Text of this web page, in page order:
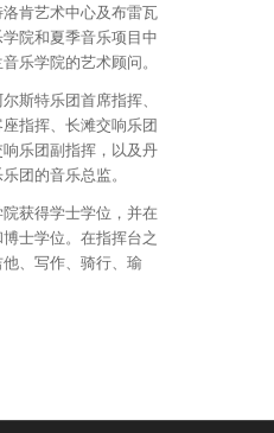
肯艺术中心及布雷瓦
院和夏季音乐项目中
乐学院的艺术顾问。
斯特乐团首席指挥、
指挥、长滩交响乐团
乐团副指挥，以及丹
团的音乐总监。
获得学士学位，并在
士学位。在指挥台之
、写作、骑行、瑜